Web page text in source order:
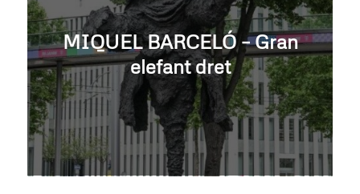
MIQUEL BARCELÓ – Gran
elefant dret